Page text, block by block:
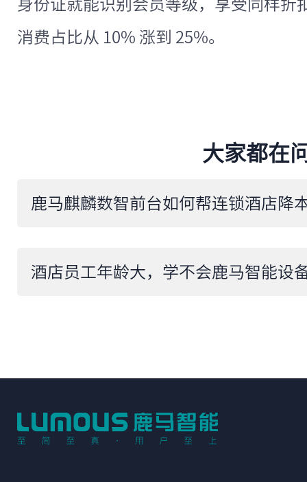
身份证就能识别会员等级，享受同样折
消费占比从 10% 涨到 25%。
大家都在
鹿马麒麟数智前台如何帮连锁酒店降